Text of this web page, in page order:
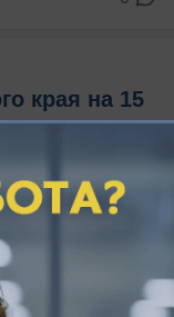
края на 15
режима
в